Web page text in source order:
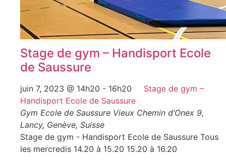
Stage de gym – Handisport Ecole
de Saussure
juin 7, 2023 @ 14h20 - 16h20
Stage de gym –
Handisport Ecole de Saussure
Gym Ecole de Saussure Vieux Chemin d’Onex 9,
Lancy, Genève, Suisse
Stage de gym - Handisport Ecole de Saussure Tous
les mercredis 14.20 à 15.20 15.20 à 16.20